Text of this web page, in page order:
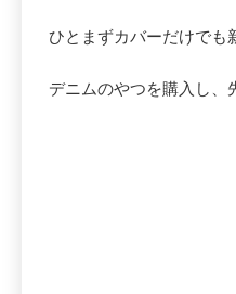
ひとまずカバーだけでも
デニムのやつを購入し、